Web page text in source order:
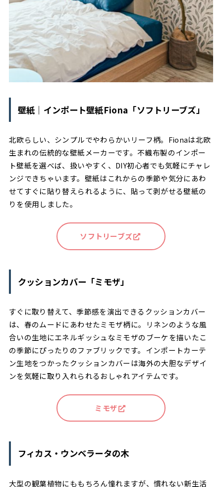
壁紙｜インポート壁紙Fiona「ソフトリーブズ」
北欧らしい、シンプルでやわらかいリーフ柄。Fionaは北欧
生まれの伝統的な壁紙メーカーです。不織布製のインポー
ト壁紙を選べば、扱いやすく、DIY初心者でも気軽にチャレ
ンジできちゃいます。壁紙はこれからの季節や気分にあわ
せてすぐに貼り替えられるように、貼って剥がせる壁紙の
りを使用しました。
ソフトリーブズ
クッションカバー「ミモザ」
すぐに取り替えて、季節感を演出できるクッションカバー
は、春のムードにあわせたミモザ柄に。リネンのような風
合いの生地にエネルギッシュなミモザのブーケを描いたこ
の季節にぴったりのファブリックです。インポートカーテ
ン生地をつかったクッションカバーは海外の大胆なデザイ
ンを気軽に取り入れられるおしゃれアイテムです。
ミモザ
フィカス・ウンベラータの木
大型の観葉植物にももちろん憧れますが、慣れない新生活